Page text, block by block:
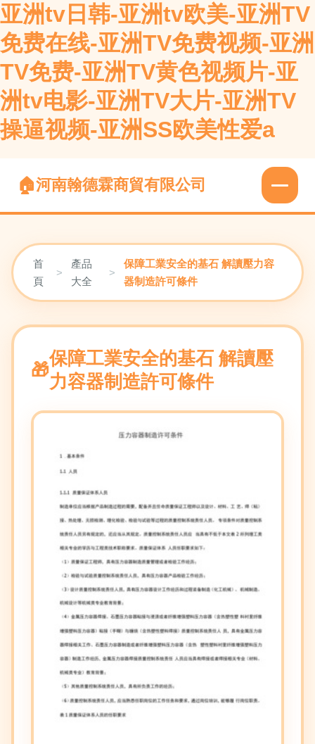
亚洲tv日韩-亚洲tv欧美-亚洲TV
免费在线-亚洲TV免费视频-亚洲
TV免费-亚洲TV黄色视频片-亚
洲tv电影-亚洲TV大片-亚洲TV
操逼视频-亚洲SS欧美性爱a
河南翰德霖商貿有限公司
首
頁
>
產品
大全
>
保障工業安全的基石 解讀壓力容
器制造許可條件
保障工業安全的基石 解讀壓
力容器制造許可條件